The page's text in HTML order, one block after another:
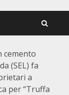
cemento
(SEL) fa
a
per “Truffa